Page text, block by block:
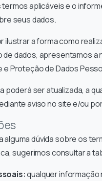
aplicáveis e o
seus dados.
ilustrar a forma como
dados, apresentamos a
e Proteção de Dados
poderá ser atualizada, a
aviso no site e/ou
alguma dúvida sobre os
sugerimos consultar a
qualquer informação